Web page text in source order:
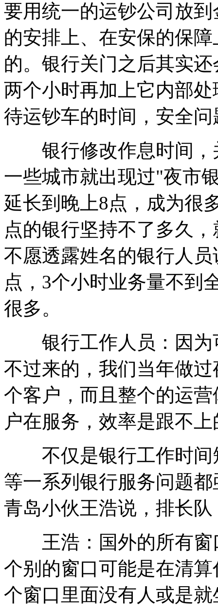
要用统一的运钞公司放
的安排上、在安保的保
的。银行关门之后其实
两个小时再加上它内部
待运钞车的时间，安全
银行修改作息时间，
一些城市就出现过"夜市
延长到晚上8点，成为很
点的银行坚持不了多久
不愿透露姓名的银行人
点，3个小时业务量不到
很多。
银行工作人员：因为
不过来的，我们当年做
个客户，而且整个的运
户在服务，效率是跟不上
不仅是银行工作时间
等一系列银行服务问题
青岛小伙王浩说，排长
王浩：国外的所有窗
个别的窗口可能是在清
个窗口里面没有人或是